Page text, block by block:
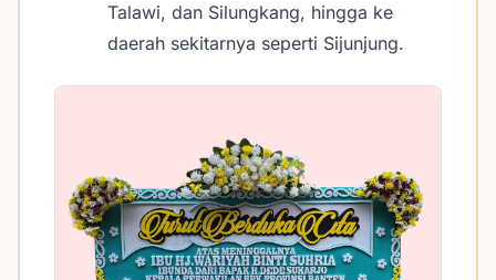
Talawi, dan Silungkang, hingga ke
daerah sekitarnya seperti Sijunjung.